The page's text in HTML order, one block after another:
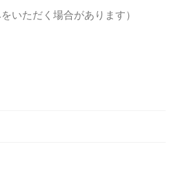
いただく場合があります）